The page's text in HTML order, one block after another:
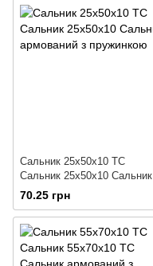
Сальник 25х50х10 ТС
Сальник 25х50х10 Сальник
армований з пружинкою
70.25 грн